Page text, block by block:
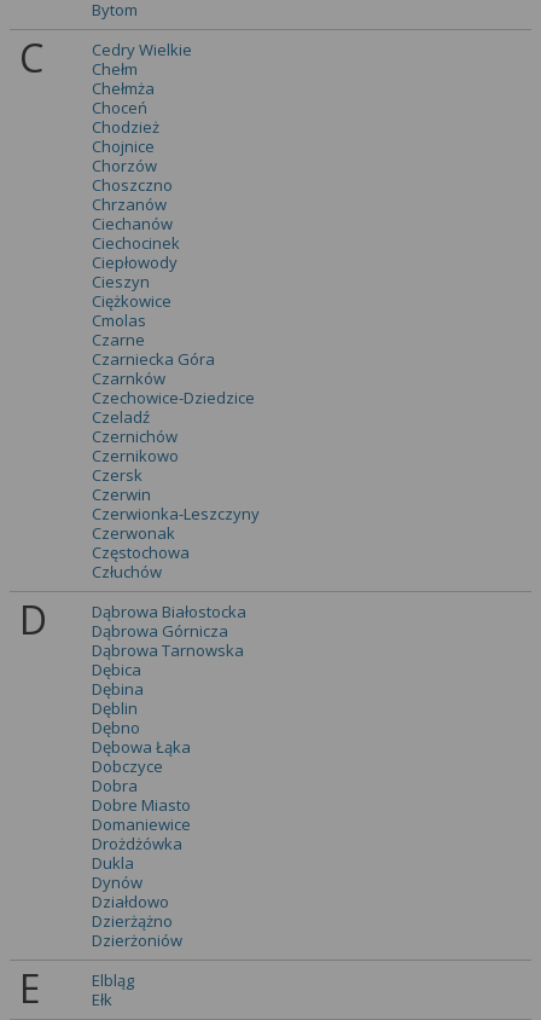
Bytom
C
Cedry Wielkie
Chełm
Chełmża
Choceń
Chodzież
Chojnice
Chorzów
Choszczno
Chrzanów
Ciechanów
Ciechocinek
Ciepłowody
Cieszyn
Ciężkowice
Cmolas
Czarne
Czarniecka Góra
Czarnków
Czechowice-Dziedzice
Czeladź
Czernichów
Czernikowo
Czersk
Czerwin
Czerwionka-Leszczyny
Czerwonak
Częstochowa
Człuchów
D
Dąbrowa Białostocka
Dąbrowa Górnicza
Dąbrowa Tarnowska
Dębica
Dębina
Dęblin
Dębno
Dębowa Łąka
Dobczyce
Dobra
Dobre Miasto
Domaniewice
Drożdżówka
Dukla
Dynów
Działdowo
Dzierżążno
Dzierżoniów
E
Elbląg
Ełk